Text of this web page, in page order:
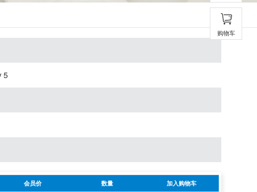
5
会员价 数量 加入购物车
购物车